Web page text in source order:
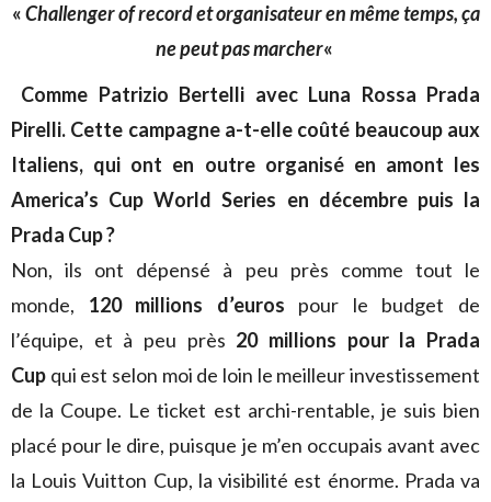
«Challenger of record et organisateur en même temps, ça
ne peut pas marcher«
Comme Patrizio Bertelli avec Luna Rossa Prada
Pirelli. Cette campagne a-t-elle coûté beaucoup aux
Italiens, qui ont en outre organisé en amont les
America’s Cup World Series en décembre puis la
Prada Cup ?
Non, ils ont dépensé à peu près comme tout le
monde, 120 millions d’euros pour le budget de
l’équipe, et à peu près 20 millions pour la Prada
Cup qui est selon moi de loin le meilleur investissement
de la Coupe. Le ticket est archi-rentable, je suis bien
placé pour le dire, puisque je m’en occupais avant avec
la Louis Vuitton Cup, la visibilité est énorme. Prada va